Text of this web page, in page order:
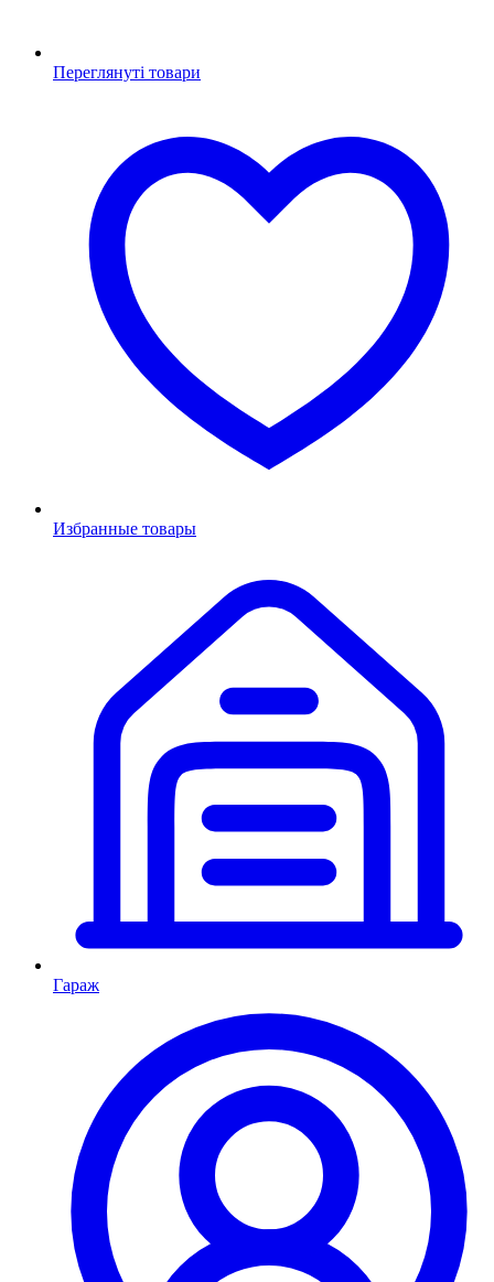
Переглянуті товари
Избранные товары
Гараж